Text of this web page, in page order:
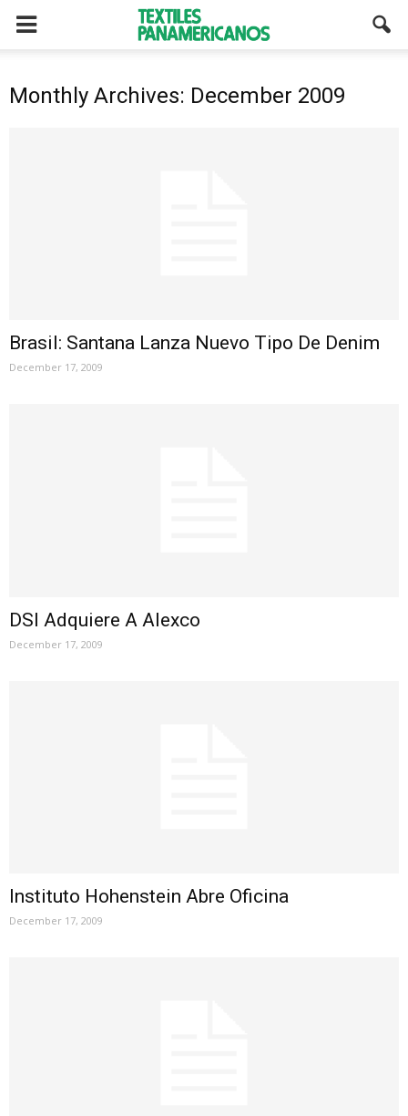
Monthly Archives: December 2009
Brasil: Santana Lanza Nuevo Tipo De Denim
December 17, 2009
DSI Adquiere A Alexco
December 17, 2009
Instituto Hohenstein Abre Oficina
December 17, 2009